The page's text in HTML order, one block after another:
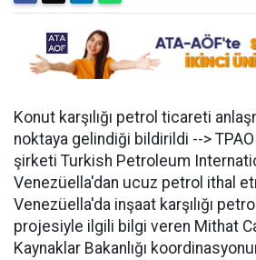
Konut karşılığı petrol ticareti
noktaya gelindiği bildirildi --> TPAO
şirketi Turkish Petroleum
Venezüella'dan ucuz petrol ithal
Venezüella'da inşaat karşılığı
projesiyle ilgili bilgi veren Mithat
Kaynaklar Bakanlığı